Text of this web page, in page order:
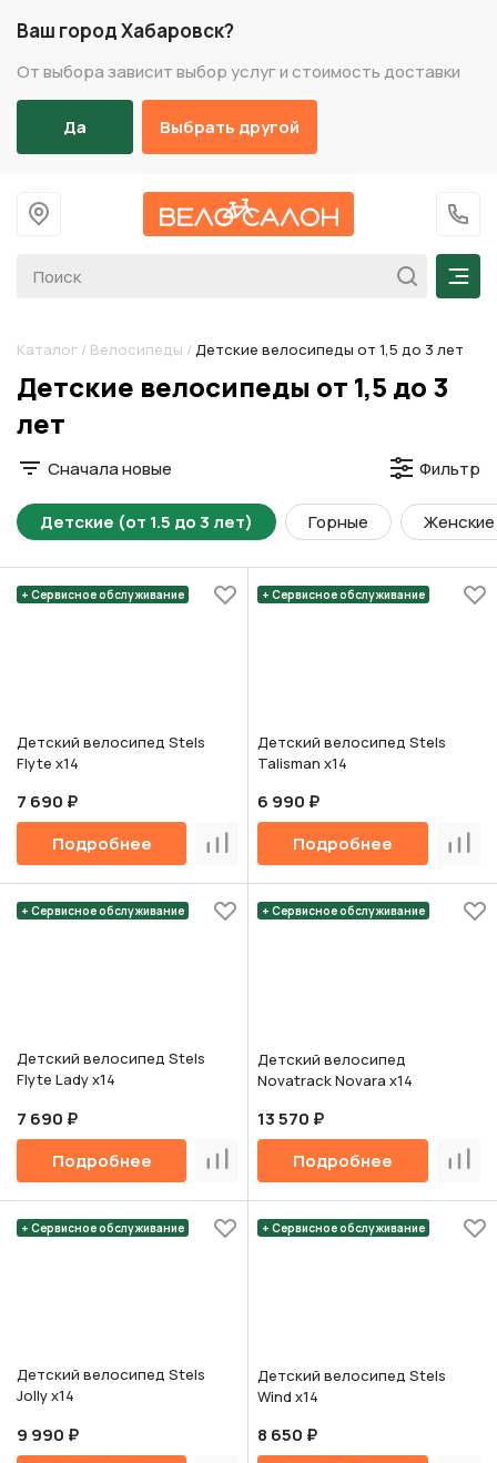
Ваш город Хабаровск?
От выбора зависит выбор услуг и стоимость доставки
Да Выбрать другой
На главную
+7
Каталог / Велосипеды / Детские велосипеды от 1,5 до 3 лет
Разделы каталога
Детские велосипеды от 1,5 до 3
лет
Сначала новые Фильтр
Горные Женские
Детские (от 1.5 до 3 лет)
+ Сервисное обслуживание
Детский велосипед Stels
Flyte х14
7 690 ₽
Подробнее
Сравнить
+ Сервисное обслуживание
Детский велосипед Stels
Talisman х14
6 990 ₽
Подробнее
+ Сервисное обслуживание
Детский велосипед Stels
Flyte Lady х14
7 690 ₽
Подробнее
Сравнить
+ Сервисное обслуживание
Детский велосипед
Novatrack Novara х14
13 570 ₽
Подробнее
+ Сервисное обслуживание
Детский велосипед Stels
Jolly х14
9 990 ₽
+ Сервисное обслуживание
Детский велосипед Stels
Wind х14
8 650 ₽